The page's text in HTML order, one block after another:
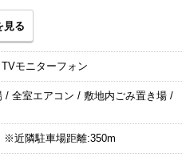
見る
モニターフォン
/ 全室エアコン / 敷地内ごみ置き場 /
※近隣駐車場距離:350m